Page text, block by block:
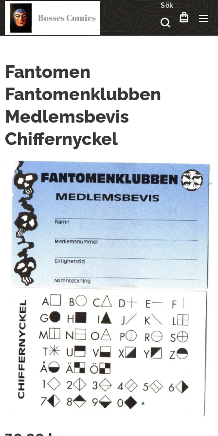
Bosses Comics
Sök
Fantomen
Fantomenklubben
Medlemsbevis
Chiffernyckel